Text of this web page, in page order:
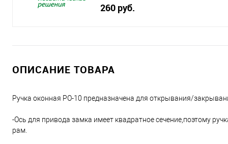
260 руб.
ОПИСАНИЕ ТОВАРА
Ручка оконная РО-10 предназначена для открывания/
-Ось для привода замка имеет квадратное сечение,поэтому
рам.